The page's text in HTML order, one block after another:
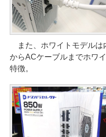
また、ホワイトモデルは
からACケーブルまでホワ
特徴。